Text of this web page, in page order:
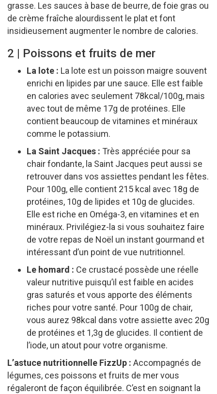
grasse. Les sauces à base de beurre, de foie gras ou
de crème fraîche alourdissent le plat et font
insidieusement augmenter le nombre de calories.
2 | Poissons et fruits de mer
La lote : La lote est un poisson maigre souvent
enrichi en lipides par une sauce. Elle est faible
en calories avec seulement 78kcal/100g, mais
avec tout de même 17g de protéines. Elle
contient beaucoup de vitamines et minéraux
comme le potassium.
La Saint Jacques : Très appréciée pour sa
chair fondante, la Saint Jacques peut aussi se
retrouver dans vos assiettes pendant les fêtes.
Pour 100g, elle contient 215 kcal avec 18g de
protéines, 10g de lipides et 10g de glucides.
Elle est riche en Oméga-3, en vitamines et en
minéraux. Privilégiez-la si vous souhaitez faire
de votre repas de Noël un instant gourmand et
intéressant d’un point de vue nutritionnel.
Le homard : Ce crustacé possède une réelle
valeur nutritive puisqu’il est faible en acides
gras saturés et vous apporte des éléments
riches pour votre santé. Pour 100g de chair,
vous aurez 98kcal dans votre assiette avec 20g
de protéines et 1,3g de glucides. Il contient de
l’iode, un atout pour votre organisme.
L’astuce nutritionnelle FizzUp : Accompagnés de
légumes, ces poissons et fruits de mer vous
régaleront de façon équilibrée. C’est en soignant la